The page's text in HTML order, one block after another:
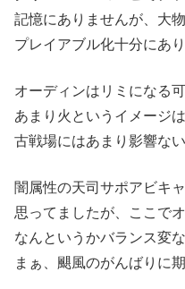
記憶にありませんが、大
プレイアブル化十分にあ
オーディンはリミになる
あまり火というイメージ
古戦場にはあまり影響ない
闇属性の天司サポアビキ
思ってましたが、ここで
なんというかバランス変
まぁ、颶風のがんばりに